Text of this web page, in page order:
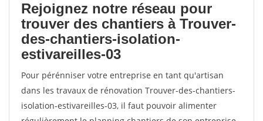
Rejoignez notre réseau pour
trouver des chantiers à Trouver-
des-chantiers-isolation-
estivareilles-03
Pour pérénniser votre entreprise en tant qu'artisan
dans les travaux de rénovation Trouver-des-chantiers-
isolation-estivareilles-03, il faut pouvoir alimenter